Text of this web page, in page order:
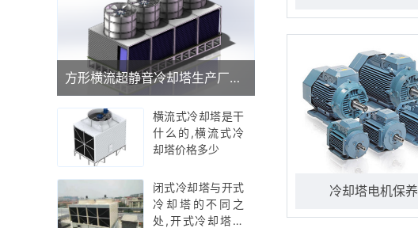
方形横流超静音冷却塔生产厂家(广东品牌冷却塔厂家)
横流式冷却塔是干
什么的,横流式冷
却塔价格多少
闭式冷却塔与开式
冷却塔的不同之
处,开式冷却塔工
冷却塔电机保养